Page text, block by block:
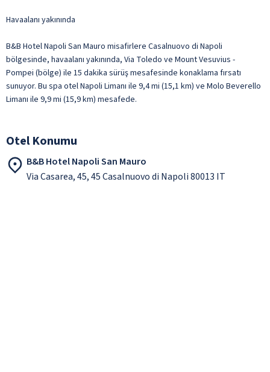
Havaalanı yakınında
B&B Hotel Napoli San Mauro misafirlere Casalnuovo di Napoli
bölgesinde, havaalanı yakınında, Via Toledo ve Mount Vesuvius -
Pompei (bölge) ile 15 dakika sürüş mesafesinde konaklama fırsatı
sunuyor. Bu spa otel Napoli Limanı ile 9,4 mi (15,1 km) ve Molo Beverello
Limanı ile 9,9 mi (15,9 km) mesafede.
Otel Konumu
B&B Hotel Napoli San Mauro
Via Casarea, 45, 45 Casalnuovo di Napoli 80013 IT